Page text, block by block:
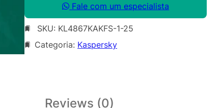
e
r
s
k
Fale com um especialista
SKU: KL4867KAKFS-1-25
Categoria: Kaspersky
Reviews (0)